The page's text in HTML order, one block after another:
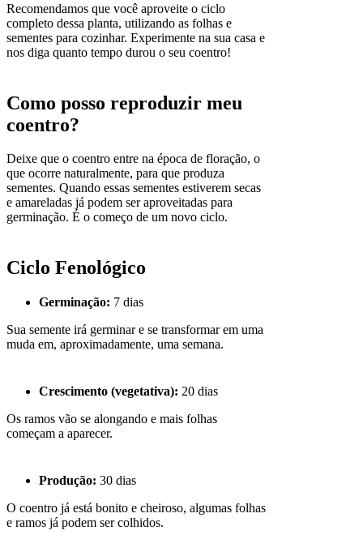
Recomendamos que você aproveite o ciclo
completo dessa planta, utilizando as folhas e
sementes para cozinhar. Experimente na sua casa e
nos diga quanto tempo durou o seu coentro!
Como posso reproduzir meu
coentro?
Deixe que o coentro entre na época de floração, o
que ocorre naturalmente, para que produza
sementes. Quando essas sementes estiverem secas
e amareladas já podem ser aproveitadas para
germinação. É o começo de um novo ciclo.
Ciclo Fenológico
Germinação: 7 dias
Sua semente irá germinar e se transformar em uma
muda em, aproximadamente, uma semana.
Crescimento (vegetativa): 20 dias
Os ramos vão se alongando e mais folhas
começam a aparecer.
Produção: 30 dias
O coentro já está bonito e cheiroso, algumas folhas
e ramos já podem ser colhidos.